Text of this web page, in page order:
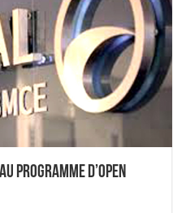
programme d’Open